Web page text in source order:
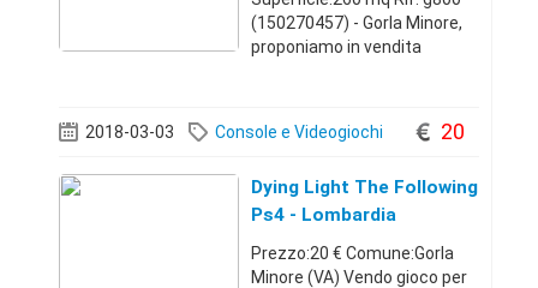
(150270457) - Gorla Minore,
proponiamo in vendita
indipendente e possibilità di
cambio d'uso. Completa la
2018-03-03 Console e Videogiochi 20
Dying Light The Following
Ps4 - Lombardia
Prezzo:20 € Comune:Gorla
Minore (VA) Vendo gioco per